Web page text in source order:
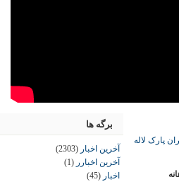
برگه ها
آخرین اخبار (2303)
آخرین اخبارر (1)
اخبار (45)
پارک لاله